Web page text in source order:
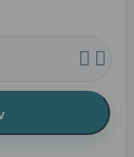
 